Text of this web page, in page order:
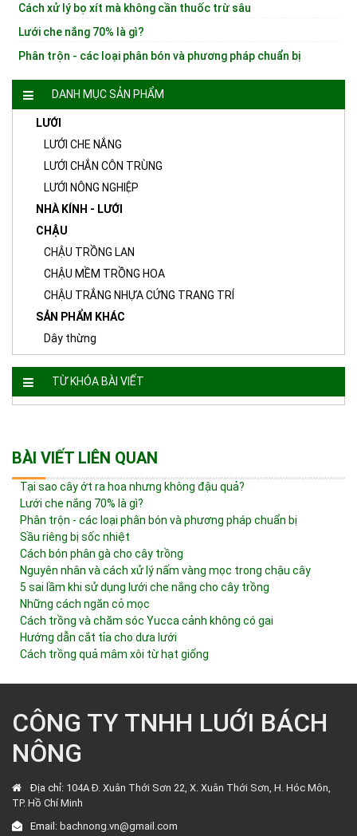
Cách xử lý bọ xít mà không cần thuốc trừ sâu
Lưới che nắng 70% là gì?
Phân trộn - các loại phân bón và phương pháp chuẩn bị
DANH MỤC SẢN PHẨM
LƯỚI
LƯỚI CHE NẮNG
LƯỚI CHẮN CÔN TRÙNG
LƯỚI NÔNG NGHIỆP
NHÀ KÍNH - LƯỚI
CHẬU
CHẬU TRỒNG LAN
CHẬU MỀM TRỒNG HOA
CHẬU TRẮNG NHỰA CỨNG TRANG TRÍ
SẢN PHẨM KHÁC
Dây thừng
TỪ KHÓA BÀI VIẾT
BÀI VIẾT LIÊN QUAN
Tại sao cây ớt ra hoa nhưng không đậu quả?
Lưới che nắng 70% là gì?
Phân trộn - các loại phân bón và phương pháp chuẩn bị
Sầu riêng bị sốc nhiệt
Cách bón phân gà cho cây trồng
Nguyên nhân và cách xử lý nấm vàng mọc trong chậu cây
5 sai lầm khi sử dụng lưới che nắng cho cây trồng
Những cách ngăn cỏ mọc
Cách trồng và chăm sóc Yucca cảnh không có gai
Hướng dẫn cắt tỉa cho dưa lưới
Cách trồng quả mâm xôi từ hạt giống
CÔNG TY TNHH LUỚI BÁCH
NÔNG
Địa chỉ: 104A Đ. Xuân Thới Sơn 22, X. Xuân Thới Sơn, H. Hóc Môn,
TP. Hồ Chí Minh
Email: bachnong.vn@gmail.com